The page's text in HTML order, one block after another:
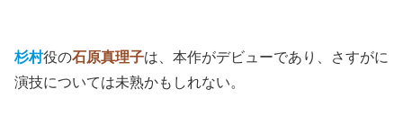
杉村役の石原真理子は、本作がデビューであり、さすがに
演技については未熟かもしれない。